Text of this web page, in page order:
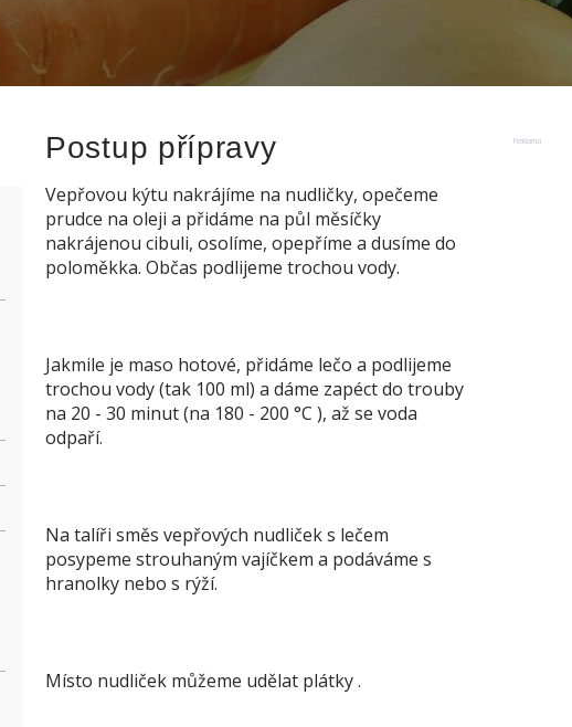
Reklama
Postup přípravy
Vepřovou kýtu nakrájíme na nudličky, opečeme
prudce na oleji a přidáme na půl měsíčky
nakrájenou cibuli, osolíme, opepříme a dusíme do
poloměkka. Občas podlijeme trochou vody.
Jakmile je maso hotové, přidáme lečo a podlijeme
trochou vody (tak 100 ml) a dáme zapéct do trouby
na 20 - 30 minut (na 180 - 200 °C ), až se voda
odpaří.
Na talíři směs vepřových nudliček s lečem
posypeme strouhaným vajíčkem a podáváme s
hranolky nebo s rýží.
Místo nudliček můžeme udělat plátky .